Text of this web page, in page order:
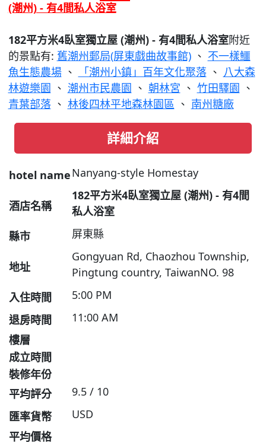
(潮州) - 有4間私人浴室
182平方米4臥室獨立屋 (潮州) - 有4間私人浴室附近
的景點有: 舊潮州郵局(屏東戲曲故事館)、 不一樣鱷
魚生態農場、 「潮州小鎮」百年文化聚落、 八大森
林遊樂園 、 潮州市民農園 、 朝林宮 、 竹田驛園 、
青葉部落、 林後四林平地森林園區 、 南州糖廠
詳細介紹
hotel nameNanyang-style Homestay
酒店名稱
182平方米4臥室獨立屋 (潮州) - 有4間
私人浴室
縣市
屏東縣
地址
Gongyuan Rd, Chaozhou Township,
Pingtung country, TaiwanNO. 98
入住時間
5:00 PM
退房時間
11:00 AM
樓層
成立時間
裝修年份
平均評分
9.5 / 10
匯率貨幣
USD
平均價格